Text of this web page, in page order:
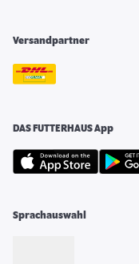
Versandpartner
DAS FUTTERHAUS App
Sprachauswahl